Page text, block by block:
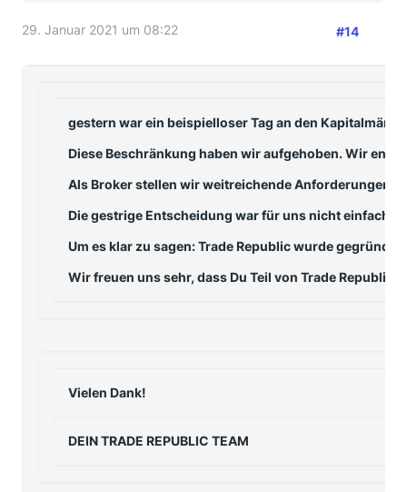
29. Januar 2021 um 08:22 #14
gestern war ein beispielloser Tag an den
Diese Beschränkung haben wir aufgehoben.Wir
Als Broker stellen wir weitreichende Anforderungen
Die gestrige Entscheidung war für uns nicht einfach:
Um es klar zu sagen: Trade Republic wurde
Wir freuen uns sehr, dass Du Teil von Trade
Vielen Dank!
DEIN TRADE REPUBLIC TEAM